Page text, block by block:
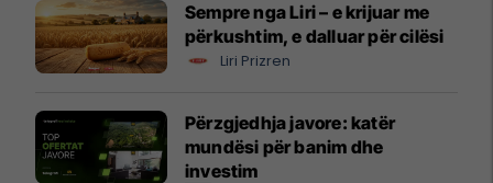
Sempre nga Liri – e krijuar me
përkushtim, e dalluar për cilësi
Liri Prizren
Përzgjedhja javore: katër
mundësi për banim dhe
investim